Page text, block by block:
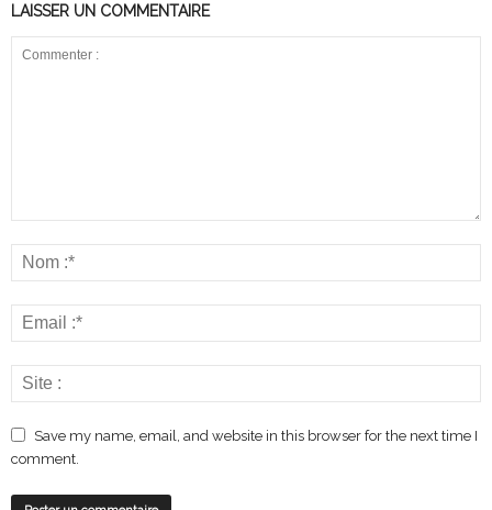
LAISSER UN COMMENTAIRE
Save my name, email, and website in this browser for the next time I
comment.